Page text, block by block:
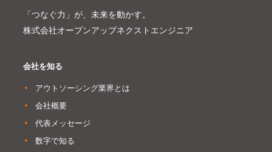
会社を知る
アウトソーシング業界とは
会社概要
代表メッセージ
数字で知る
「つなぐ力」が、未来を動かす。
株式会社オープンアップネクストエンジニア